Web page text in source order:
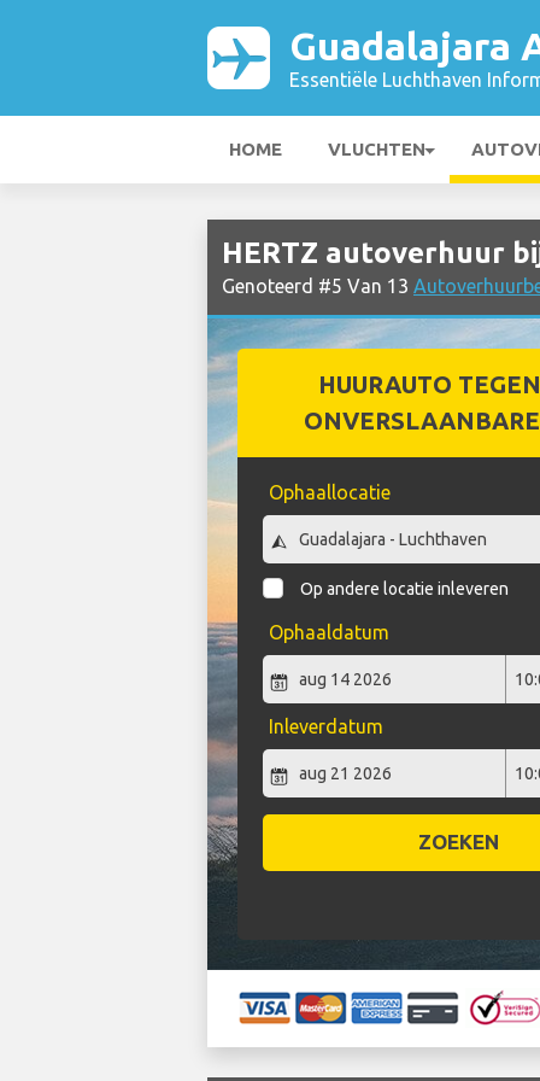
Guadalajara
Essentiële Luchthaven
HOME VLUCHTEN
HERTZ autoverhuur
Genoteerd #5 Van 13
HUURAUTO
Ophaallocatie
Op andere locatie inleveren
Ophaaldatum
Inleverdatum
ZOEKEN